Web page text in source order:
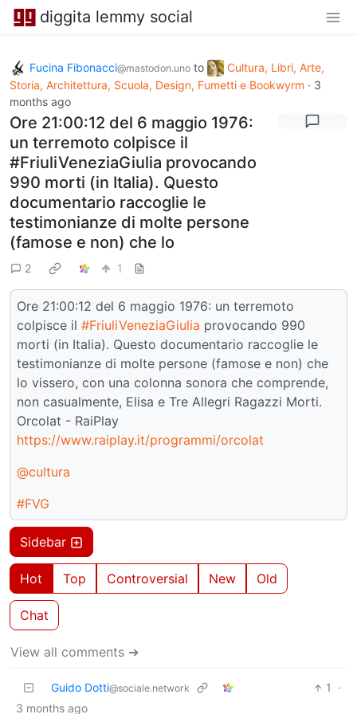
diggita lemmy social
Fucina Fibonacci@mastodon.uno to
Cultura, Libri, Arte,
Storia, Architettura, Scuola, Design, Fumetti e Bookwyrm · 3
months ago
Ore 21:00:12 del 6 maggio 1976:
un terremoto colpisce il
#FriuliVeneziaGiulia provocando
990 morti (in Italia). Questo
documentario raccoglie le
testimonianze di molte persone
(famose e non) che lo
2 1
Ore 21:00:12 del 6 maggio 1976: un terremoto
colpisce il #FriuliVeneziaGiulia provocando 990
morti (in Italia). Questo documentario raccoglie le
testimonianze di molte persone (famose e non) che
lo vissero, con una colonna sonora che comprende,
non casualmente, Elisa e Tre Allegri Ragazzi Morti.
Orcolat - RaiPlay
https://www.raiplay.it/programmi/orcolat
@cultura
#FVG
Sidebar
Hot Top Controversial New Old
Chat
View all comments ➔
Guido Dotti@sociale.network 1
·
3 months ago